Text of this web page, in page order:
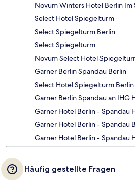
Novum Winters Hotel Berlin
Select Hotel Spiegelturm
Select Spiegelturm Berlin
Select Spiegelturm
Novum Select Hotel
Garner Berlin Spandau Berlin
Select Hotel Spiegelturm Berlin
Garner Berlin Spandau an IHG
Garner Hotel Berlin - Spandau
Garner Hotel Berlin - Spandau
Garner Hotel Berlin - Spandau
Häufig gestellte Fragen